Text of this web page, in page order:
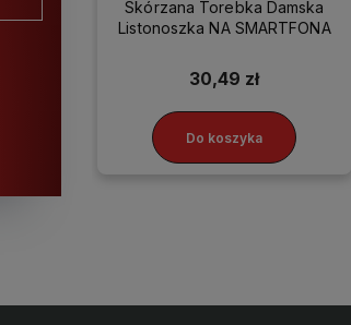
Skórzana Torebka Damska
Listonoszka NA SMARTFONA
30,49 zł
Do koszyka